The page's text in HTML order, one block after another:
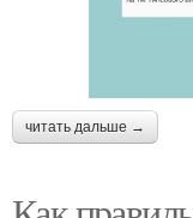
читать дальше →